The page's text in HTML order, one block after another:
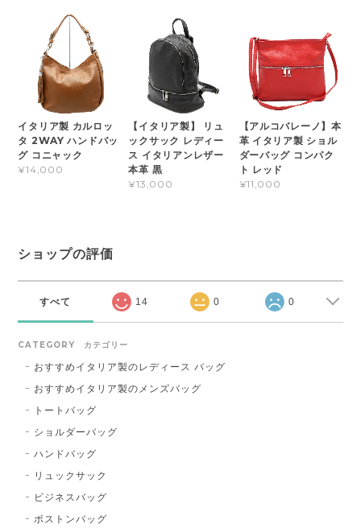
イタリア製 カルロッ
タ 2WAY ハンドバッ
グ コニャック
¥14,000
【イタリア製】 リュ
ックサック レディー
ス イタリアンレザー
本革 黒
¥13,000
【アルコバレーノ】本
革 イタリア製 ショル
ダーバッグ コンパク
ト レッド
¥11,000
ショップの評価
すべて 14 0 0
CATEGORY カテゴリー
おすすめイタリア製のレディース バッグ
おすすめイタリア製のメンズバッグ
トートバッグ
ショルダーバッグ
ハンドバッグ
リュックサック
ビジネスバッグ
ボストンバッグ